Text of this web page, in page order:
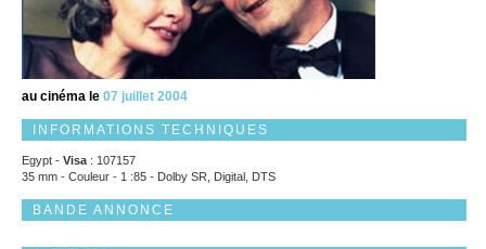
au cinéma le 07 juillet 2004
INFORMATIONS TECHNIQUES
Egypt - Visa : 107157
35 mm - Couleur - 1 :85 - Dolby SR, Digital, DTS
BANDE ANNONCE